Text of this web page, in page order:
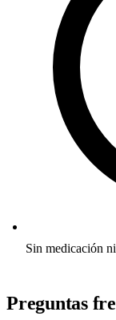
Sin medicación
Preguntas